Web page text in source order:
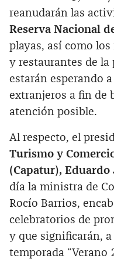
reanudarán las
Reserva Nacional
playas, así como
y restaurantes de
estarán esperando
extranjeros a fin de
atención posible.
Al respecto, el
Turismo y
(Capatur), Eduardo
día la ministra de
Rocío Barrios,
celebratorios de
y que significarán,
temporada